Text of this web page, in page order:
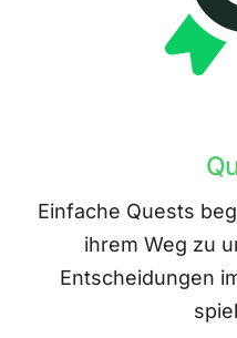
Einfache Quests
ihrem Weg zu
Entscheidungen